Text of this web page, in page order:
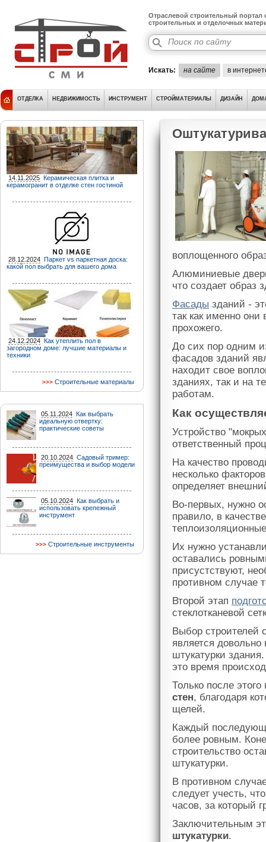
Отраслевой строительный портал
строительных и отделочных
Искать: на сайте в
ОТДЕЛКА НЕДВИЖИМОСТЬ ИНСТРУМЕНТ СТРОЙМАТЕРИАЛЫ ДИЗАЙН
14.11.2025 Керамическая плитка и
керамогранит в отделке стен гостиной
28.12.2024 Паркет vs паркетная доска:
какой пол выбрать для вашего дома
24.12.2024 Как утеплить пол в
загородном доме: лучшие материалы и
техники
Строительные материалы
05.11.2024 Как выбрать
идеальную отвертку:
практические советы
20.10.2024 Садовый тример:
преимущества и выбор модели
05.10.2024 Как выбрать и
использовать крепежный
инструмент
Строительные инструменты
воплощенного
Алюминиевые
что создает образ
Фасады зданий -
так как именно
прохожего.
До сих пор одним
фасадов зданий
находит свое
зданиях, так и на
работам.
Как
Устройство
ответственный
На качество
несколько
определяет
Во-первых, нужно
правило, в
Их нужно
оставались
присустствуют,
противном случае
Второй этап
стеклотканевой
Выбор строителей
является довольно
штукатурки
это время
Только после
стен, благодаря
щелей.
Каждый
более ровным.
строительство
штукатурки.
В противном
следует учесть,
часов, за который
Заключительным
штукатурки.